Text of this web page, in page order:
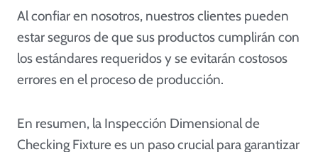
Al confiar en nosotros, nuestros clientes pueden
estar seguros de que sus productos cumplirán con
los estándares requeridos y se evitarán costosos
errores en el proceso de producción.
En resumen, la Inspección Dimensional de
Checking Fixture es un paso crucial para garantizar